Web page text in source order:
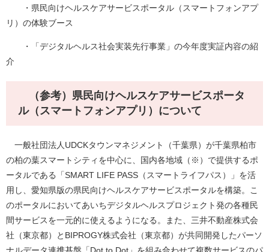
・県民向けヘルスケアサービスポータル（スマートフォンアプ
リ）の体験ブース
・「デジタルヘルス社会実装先行事業」の今年度実証内容の紹
介
（参考）県民向けヘルスケアサービスポータ
ル（スマートフォンアプリ）について
一般社団法人UDCKタウンマネジメント（千葉県）が千葉県柏市
の柏の葉スマートシティを中心に、国内各地域（※）で提供するポ
ータルである「SMART LIFE PASS（スマートライフパス）」を活
用し、愛知県版の県民向けヘルスケアサービスポータルを構築。こ
のポータルにおいてあいちデジタルヘルスプロジェクト発の各種民
間サービスを一元的に使えるようになる。また、三井不動産株式会
社（東京都）とBIPROGY株式会社（東京都）が共同開発したパーソ
ナルデータ連携基盤「Dot to Dot」を組み合わせて複数サービスのパ